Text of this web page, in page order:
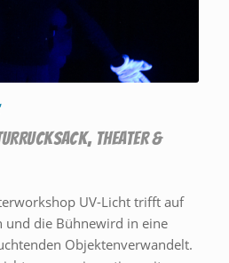
, THEATER &
UV-Licht trifft auf
und die Bühnewird in eine
Objektenverwandelt.